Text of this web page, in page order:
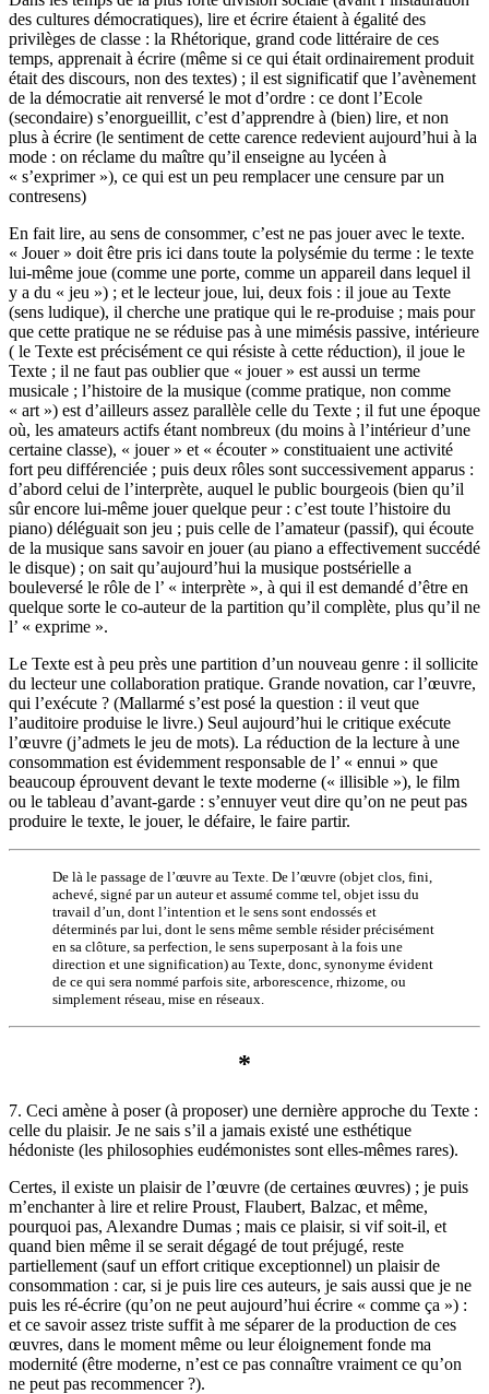
des cultures démocratiques), lire et écrire étaient à égalité des
privilèges de classe : la Rhétorique, grand code littéraire de ces
temps, apprenait à écrire (même si ce qui était ordinairement produit
était des discours, non des textes) ; il est significatif que l’avènement
de la démocratie ait renversé le mot d’ordre : ce dont l’Ecole
(secondaire) s’enorgueillit, c’est d’apprendre à (bien) lire, et non
plus à écrire (le sentiment de cette carence redevient aujourd’hui à la
mode : on réclame du maître qu’il enseigne au lycéen à
« s’exprimer »), ce qui est un peu remplacer une censure par un
contresens)
En fait lire, au sens de consommer, c’est ne pas jouer avec le texte.
« Jouer » doit être pris ici dans toute la polysémie du terme : le texte
lui-même joue (comme une porte, comme un appareil dans lequel il
y a du « jeu ») ; et le lecteur joue, lui, deux fois : il joue au Texte
(sens ludique), il cherche une pratique qui le re-produise ; mais pour
que cette pratique ne se réduise pas à une mimésis passive, intérieure
( le Texte est précisément ce qui résiste à cette réduction), il joue le
Texte ; il ne faut pas oublier que « jouer » est aussi un terme
musicale ; l’histoire de la musique (comme pratique, non comme
« art ») est d’ailleurs assez parallèle celle du Texte ; il fut une époque
où, les amateurs actifs étant nombreux (du moins à l’intérieur d’une
certaine classe), « jouer » et « écouter » constituaient une activité
fort peu différenciée ; puis deux rôles sont successivement apparus :
d’abord celui de l’interprète, auquel le public bourgeois (bien qu’il
sûr encore lui-même jouer quelque peur : c’est toute l’histoire du
piano) déléguait son jeu ; puis celle de l’amateur (passif), qui écoute
de la musique sans savoir en jouer (au piano a effectivement succédé
le disque) ; on sait qu’aujourd’hui la musique postsérielle a
bouleversé le rôle de l’ « interprète », à qui il est demandé d’être en
quelque sorte le co-auteur de la partition qu’il complète, plus qu’il ne
l’ « exprime ».
Le Texte est à peu près une partition d’un nouveau genre : il sollicite
du lecteur une collaboration pratique. Grande novation, car l’œuvre,
qui l’exécute ? (Mallarmé s’est posé la question : il veut que
l’auditoire produise le livre.) Seul aujourd’hui le critique exécute
l’œuvre (j’admets le jeu de mots). La réduction de la lecture à une
consommation est évidemment responsable de l’ « ennui » que
beaucoup éprouvent devant le texte moderne (« illisible »), le film
ou le tableau d’avant-garde : s’ennuyer veut dire qu’on ne peut pas
produire le texte, le jouer, le défaire, le faire partir.
De là le passage de l’œuvre au Texte. De l’œuvre (objet clos, fini,
achevé, signé par un auteur et assumé comme tel, objet issu du
travail d’un, dont l’intention et le sens sont endossés et
déterminés par lui, dont le sens même semble résider précisément
en sa clôture, sa perfection, le sens superposant à la fois une
direction et une signification) au Texte, donc, synonyme évident
de ce qui sera nommé parfois site, arborescence, rhizome, ou
simplement réseau, mise en réseaux.
*
7. Ceci amène à poser (à proposer) une dernière approche du Texte :
celle du plaisir. Je ne sais s’il a jamais existé une esthétique
hédoniste (les philosophies eudémonistes sont elles-mêmes rares).
Certes, il existe un plaisir de l’œuvre (de certaines œuvres) ; je puis
m’enchanter à lire et relire Proust, Flaubert, Balzac, et même,
pourquoi pas, Alexandre Dumas ; mais ce plaisir, si vif soit-il, et
quand bien même il se serait dégagé de tout préjugé, reste
partiellement (sauf un effort critique exceptionnel) un plaisir de
consommation : car, si je puis lire ces auteurs, je sais aussi que je ne
puis les ré-écrire (qu’on ne peut aujourd’hui écrire « comme ça ») :
et ce savoir assez triste suffit à me séparer de la production de ces
œuvres, dans le moment même ou leur éloignement fonde ma
modernité (être moderne, n’est ce pas connaître vraiment ce qu’on
ne peut pas recommencer ?).